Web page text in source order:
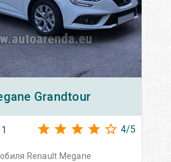
Grandtour
1 4/5
Renault Megane